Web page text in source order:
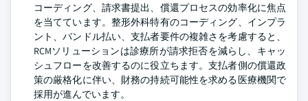
コーディング、請求書提出、償還プロセスの効率化に焦点
を当てています。整形外科特有のコーディング、インプラ
ント、バンドル払い、支払者要件の複雑さを考慮すると、
RCMソリューションは診療所が請求拒否を減らし、キャッ
シュフローを改善するのに役立ちます。支払者側の償還政
策の厳格化に伴い、財務の持続可能性を求める医療機関で
採用が進んでいます。